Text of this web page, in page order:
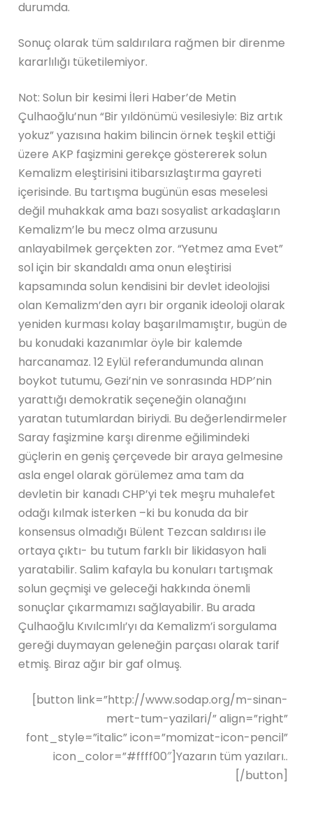
durumda.
Sonuç olarak tüm saldırılara rağmen bir direnme
kararlılığı tüketilemiyor.
Not: Solun bir kesimi İleri Haber’de Metin
Çulhaoğlu’nun “Bir yıldönümü vesilesiyle: Biz artık
yokuz” yazısına hakim bilincin örnek teşkil ettiği
üzere AKP faşizmini gerekçe göstererek solun
Kemalizm eleştirisini itibarsızlaştırma gayreti
içerisinde. Bu tartışma bugünün esas meselesi
değil muhakkak ama bazı sosyalist arkadaşların
Kemalizm’le bu mecz olma arzusunu
anlayabilmek gerçekten zor. “Yetmez ama Evet”
sol için bir skandaldı ama onun eleştirisi
kapsamında solun kendisini bir devlet ideolojisi
olan Kemalizm’den ayrı bir organik ideoloji olarak
yeniden kurması kolay başarılmamıştır, bugün de
bu konudaki kazanımlar öyle bir kalemde
harcanamaz. 12 Eylül referandumunda alınan
boykot tutumu, Gezi’nin ve sonrasında HDP’nin
yarattığı demokratik seçeneğin olanağını
yaratan tutumlardan biriydi. Bu değerlendirmeler
Saray faşizmine karşı direnme eğilimindeki
güçlerin en geniş çerçevede bir araya gelmesine
asla engel olarak görülemez ama tam da
devletin bir kanadı CHP’yi tek meşru muhalefet
odağı kılmak isterken –ki bu konuda da bir
konsensus olmadığı Bülent Tezcan saldırısı ile
ortaya çıktı- bu tutum farklı bir likidasyon hali
yaratabilir. Salim kafayla bu konuları tartışmak
solun geçmişi ve geleceği hakkında önemli
sonuçlar çıkarmamızı sağlayabilir. Bu arada
Çulhaoğlu Kıvılcımlı’yı da Kemalizm’i sorgulama
gereği duymayan geleneğin parçası olarak tarif
etmiş. Biraz ağır bir gaf olmuş.
[button link=”http://www.sodap.org/m-sinan-
mert-tum-yazilari/” align=”right”
font_style=”italic” icon=”momizat-icon-pencil”
icon_color=”#ffff00″]Yazarın tüm yazıları..
[/button]